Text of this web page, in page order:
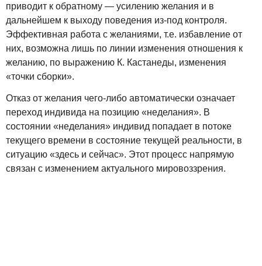
приводит к обратному — усилению желания и в
дальнейшем к выходу поведения из-под контроля.
Эффективная работа с желаниями, т.е. избавление от
них, возможна лишь по линии изменения отношения к
желанию, по выражению К. Кастанеды, изменения
«точки сборки».
Отказ от желания чего-либо автоматически означает
переход индивида на позицию «неделания». В
состоянии «неделания» индивид попадает в потоке
текущего времени в состояние текущей реальности, в
ситуацию «здесь и сейчас». Этот процесс напрямую
связан с изменением актуального мировоззрения.